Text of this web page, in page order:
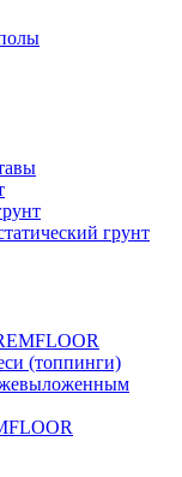
грунт
(топпинги)